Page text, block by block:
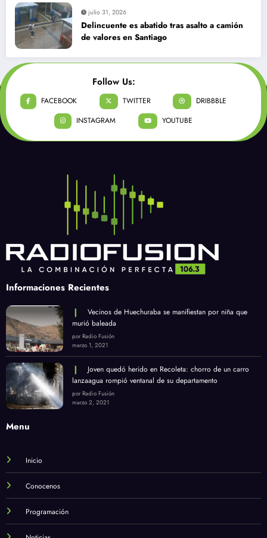
julio 31, 2026
Delincuente es abatido tras asalto a camión
de valores en Santiago
Follow Us:
FACEBOOK TWITTER
DRIBBBLE
INSTAGRAM
YOUTUBE
Informaciones Recientes
Vecinos de Huechuraba se manifiestan por niña que
murió baleada
por Radio Fusión
marzo 1, 2021
Joven quedó herido en Recoleta: chorro de un carro
lanzaagua rompió ventanal de su departamento
por Radio Fusión
marzo 2, 2021
Menu
Inicio
Conocenos
Programación